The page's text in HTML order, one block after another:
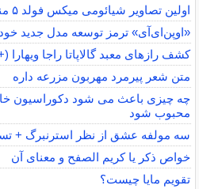
اولین تصاویر شیائومی میکس فولد ۵ منتشر شد
«اوپن‌ای‌آی» ترمز توسعه مدل جدید
کشف رازهای معبد گالاپاتا راجا ویهارا
متن شعر پیرمرد مهربون مزرعه داره
چه چیزی باعث می شود دکوراسیون
محبوب شود
سه مولفه عشق از نظر استرنبرگ +
خواص ذکر یا کریم الصفح و معنای آن
تقویم مایا چیست؟